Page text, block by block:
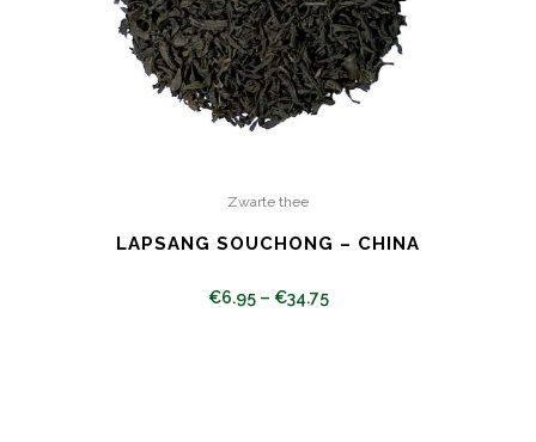
Zwarte thee
LAPSANG SOUCHONG – CHINA
€6.95– €34.75